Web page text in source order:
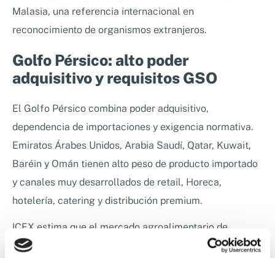
Malasia, una referencia internacional en
reconocimiento de organismos extranjeros.
Golfo Pérsico: alto poder
adquisitivo y requisitos GSO
El Golfo Pérsico combina poder adquisitivo,
dependencia de importaciones y exigencia normativa.
Emiratos Árabes Unidos, Arabia Saudí, Qatar, Kuwait,
Baréin y Omán tienen alto peso de producto importado
y canales muy desarrollados de retail, Horeca,
hotelería, catering y distribución premium.
ICEX estima que el mercado agroalimentario de
Emiratos Árabes Unidos alcanzó 25.000 millones de